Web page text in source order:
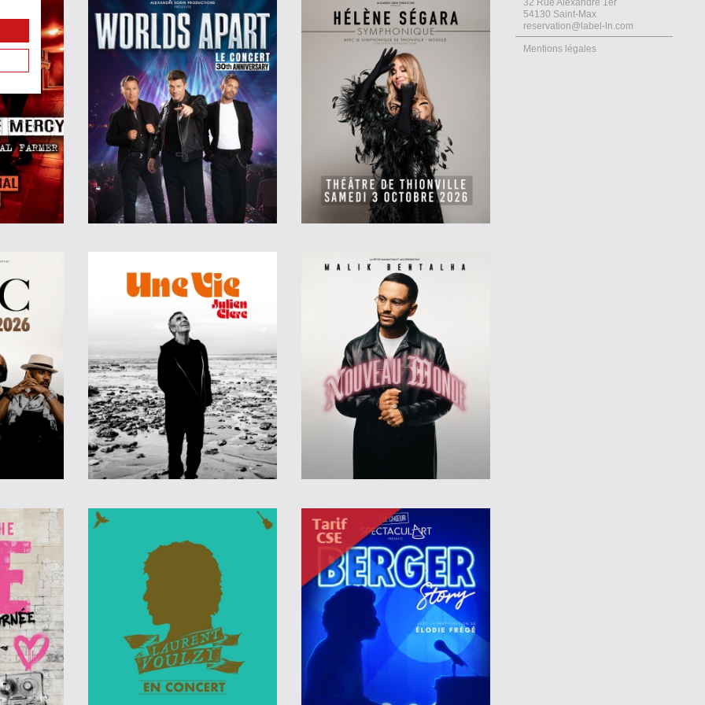
54130 Saint-Max
reservation@label-ln.com
Mentions légales